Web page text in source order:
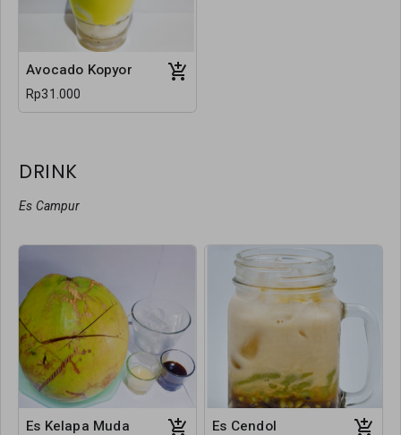
Avocado Kopyor
Rp31.000
DRINK
Es Campur
Es Kelapa Muda Es Cendol